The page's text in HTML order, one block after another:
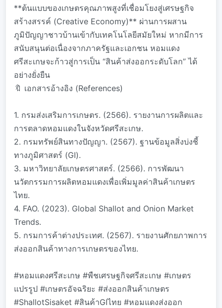
**ต้นแบบของเกษตรคุณภาพสูงที่เชื่อมโยงสู่เศรษฐกิจ
สร้างสรรค์ (Creative Economy)** ผ่านการผสาน
ภูมิปัญญาชาวบ้านเข้ากับเทคโนโลยีสมัยใหม่ หากมีการ
สนับสนุนต่อเนื่องจากภาครัฐและเอกชน หอมแดง
ศรีสะเกษจะก้าวสู่การเป็น “สินค้าส่งออกระดับโลก” ได้
อย่างยั่งยืน
🔖 เอกสารอ้างอิง (References)
1. กรมส่งเสริมการเกษตร. (2566). รายงานการผลิตและ
การตลาดหอมแดงในจังหวัดศรีสะเกษ.
2. กรมทรัพย์สินทางปัญญา. (2567). ฐานข้อมูลสิ่งบ่งชี้
ทางภูมิศาสตร์ (GI).
3. มหาวิทยาลัยเกษตรศาสตร์. (2566). การพัฒนา
นวัตกรรมการผลิตหอมแดงเพื่อเพิ่มมูลค่าสินค้าเกษตร
ไทย.
4. FAO. (2023). Global Shallot and Onion Market
Trends.
5. กรมการค้าต่างประเทศ. (2567). รายงานศักยภาพการ
ส่งออกสินค้าทางการเกษตรของไทย.
#หอมแดงศรีสะเกษ #พืชเศรษฐกิจศรีสะเกษ #เกษตร
แปรรูป #เกษตรอัจฉริยะ #ส่งออกสินค้าเกษตร
#ShallotSisaket #สินค้าGIไทย #หอมแดงส่งออก